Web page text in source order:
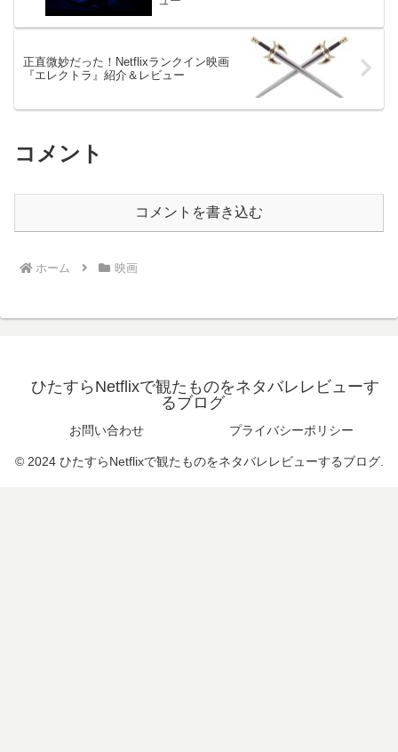
正直微妙だった！Netflixランクイン映画
『エレクトラ』紹介＆レビュー
コメント
コメントを書き込む
ホーム 映画
ひたすらNetflixで観たものをネタバレレビューす
るブログ
お問い合わせ プライバシーポリシー
© 2024 ひたすらNetflixで観たものをネタバレレビューするブログ.